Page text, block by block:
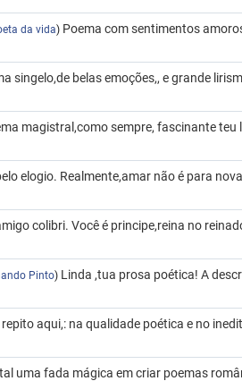
da vida) Poema com sentimentos
singelo,de belas emoções,, e grande
magistral,como sempre, fascinante teu
elogio. Realmente,amar não é para
colibri. Você é principe,reina no
Pinto) Linda ,tua prosa poética! A
aqui,: na qualidade poética e no
uma fada mágica em criar poemas